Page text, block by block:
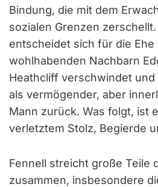
Bindung, die mit dem
sozialen Grenzen
entscheidet sich für die Ehe
wohlhabenden Nachbarn
Heathcliff verschwindet
als vermögender, aber
Mann zurück. Was folgt, ist
verletztem Stolz, Begierde
Fennell streicht große Teile
zusammen, insbesondere